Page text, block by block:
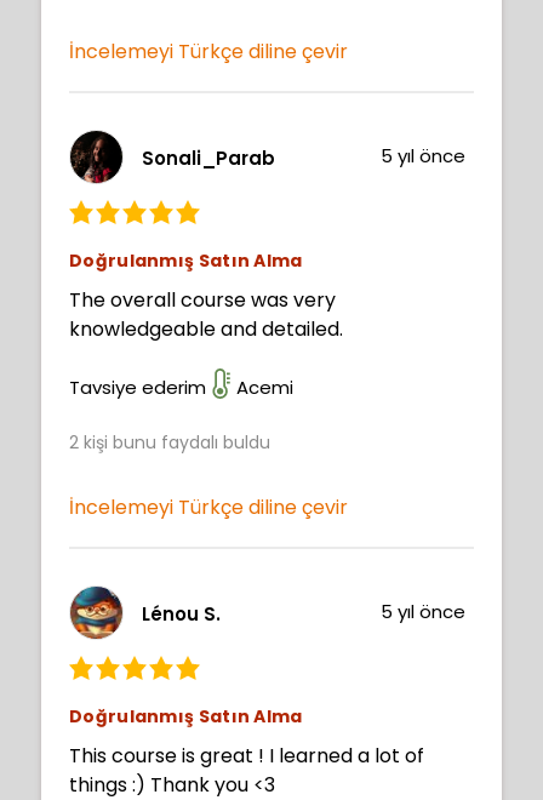
İncelemeyi Türkçe diline çevir
Sonali_Parab 5 yıl önce
Doğrulanmış Satın Alma
The overall course was very
knowledgeable and detailed.
Tavsiye ederim Acemi
2 kişi bunu faydalı buldu
İncelemeyi Türkçe diline çevir
Lénou S. 5 yıl önce
Doğrulanmış Satın Alma
This course is great ! I learned a lot of
things :) Thank you <3